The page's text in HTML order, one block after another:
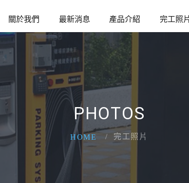
關於我們 最新消息 產品介紹 完工照片
PHOTOS
HOME 完工照片